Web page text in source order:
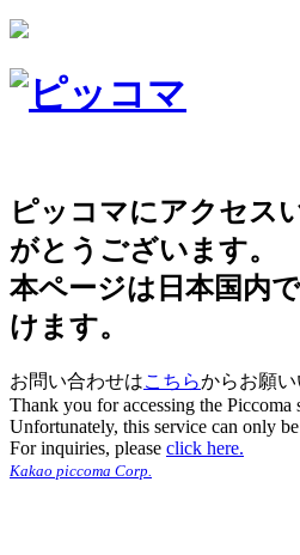
ピッコマにアクセス
がとうございます。
本ページは日本国内
けます。
お問い合わせはこちらからお願い
Thank you for accessing the Piccoma
Unfortunately, this service can only
For inquiries, please click here.
Kakao piccoma Corp.